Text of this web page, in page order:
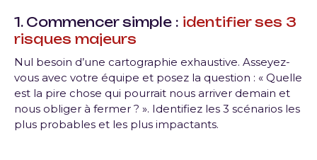
1. Commencer simple : identifier ses 3
risques majeurs
Nul besoin d’une cartographie exhaustive. Asseyez-
vous avec votre équipe et posez la question : « Quelle
est la pire chose qui pourrait nous arriver demain et
nous obliger à fermer ? ». Identifiez les 3 scénarios les
plus probables et les plus impactants.